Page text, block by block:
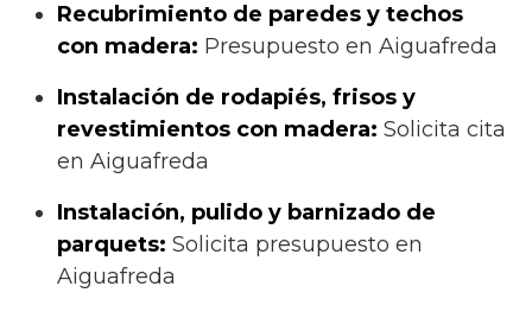
Recubrimiento de paredes y techos
con madera: Presupuesto en Aiguafreda
Instalación de rodapiés, frisos y
revestimientos con madera: Solicita cita
en Aiguafreda
Instalación, pulido y barnizado de
parquets: Solicita presupuesto en
Aiguafreda